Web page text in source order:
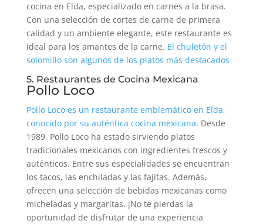
cocina en Elda, especializado en carnes a la brasa.
Con una selección de cortes de carne de primera
calidad y un ambiente elegante, este restaurante es
ideal para los amantes de la carne. El chuletón y el
solomillo son algunos de los platos más destacados
5. Restaurantes de Cocina Mexicana
Pollo Loco
Pollo Loco es un restaurante emblemático en Elda,
conocido por su auténtica cocina mexicana. Desde
1989, Pollo Loco ha estado sirviendo platos
tradicionales mexicanos con ingredientes frescos y
auténticos. Entre sus especialidades se encuentran
los tacos, las enchiladas y las fajitas. Además,
ofrecen una selección de bebidas mexicanas como
micheladas y margaritas. ¡No te pierdas la
oportunidad de disfrutar de una experiencia